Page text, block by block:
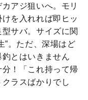
アジ狙いへ。モリ
を入れれば即ヒッ
サバ。サイズに関
”。ただ、深場はど
とはいきません
！「これ持って帰
ラスばかりでし